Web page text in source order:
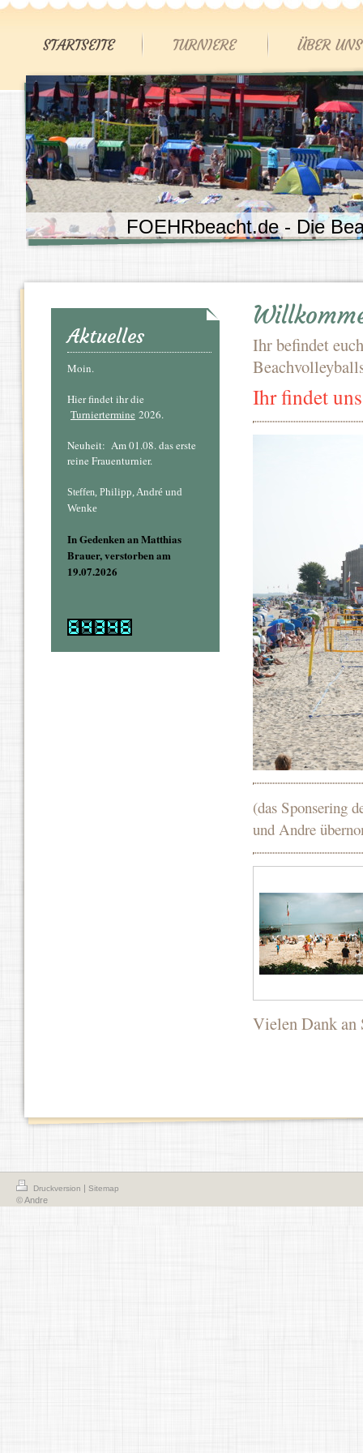
STARTSEITE TURNIERE ÜBER UNS
FOEHRbeacht.de - Die
Aktuelles
Moin.
Hier findet ihr die
Turniertermine 2026.
Neuheit: Am 01.08. das erste
reine Frauenturnier.
Steffen, Philipp, André und
Wenke
In Gedenken an Matthias
Brauer, verstorben am
19.07.2026
Ihr befindet
Ihr findet
(das Sponsering
und Andre
Vielen Dank an
Druckversion | Sitemap
© Andre